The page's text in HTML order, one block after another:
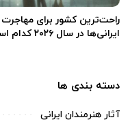
راحت‌ترین کشور برای مهاجرت
ایرانی‌ها در سال ۲۰۲۶ کدام است؟
دسته بندی ها
آثار هنرمندان ایرانی